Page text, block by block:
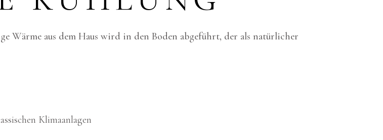
Wärme aus dem Haus wird in den Boden abgeführt, der als natürlicher
Klimaanlagen